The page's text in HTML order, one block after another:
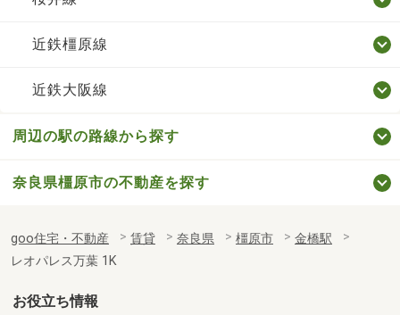
近鉄橿原線
近鉄大阪線
周辺の駅の路線から探す
奈良県橿原市の不動産を探す
goo住宅・不動産 賃貸 奈良県 橿原市
金橋駅
レオパレス万葉 1K
お役立ち情報